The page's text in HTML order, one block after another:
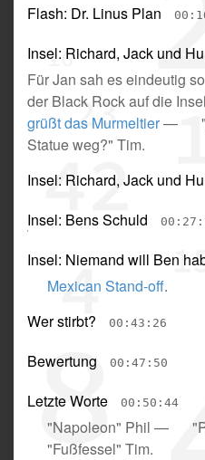
Flash: Dr. Linus Plan
Insel: Richard, Jack und
Für Jan sah es eindeutig
der Black Rock auf die
grüßt das Murmeltier—
Statue weg?" Tim.
Insel: Richard, Jack und
Insel: Bens Schuld
Insel: Niemand will Ben
Mexican Stand-off.
Wer stirbt?
00:43:26
Bewertung 00:47:50
Letzte Worte 00:50:44
"Napoleon" Phil —
"Fußfessel" Tim.